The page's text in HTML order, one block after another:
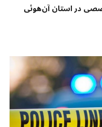
در استان آن‌هوئی